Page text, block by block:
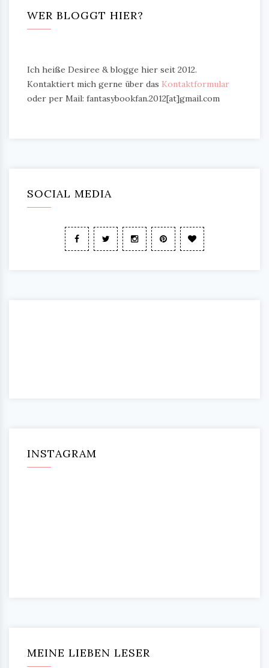
WER BLOGGT HIER?
Ich heiße Desiree & blogge hier seit 2012.
Kontaktiert mich gerne über das Kontaktformular
oder per Mail: fantasybookfan.2012[at]gmail.com
SOCIAL MEDIA
INSTAGRAM
MEINE LIEBEN LESER